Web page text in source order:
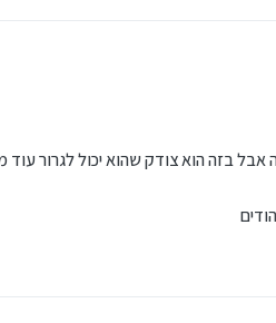
שעציוני כתב ולגבי העמלות על שתי המניות יש פטור עמלות ל20 שנה אבל בזה